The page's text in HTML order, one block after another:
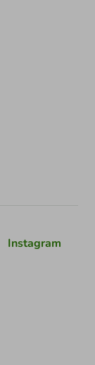
Instagram